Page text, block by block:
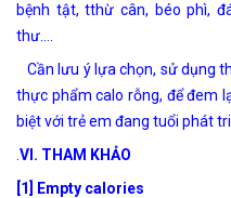
bệnh tật, tthừ cân, béo phì,
thư….
Cần lưu ý lựa chọn, sử dụng
thực phẩm calo rỗng, để đem
biệt với trẻ em đang tuổi phát
VI. THAM KHẢO
[1] Empty calories